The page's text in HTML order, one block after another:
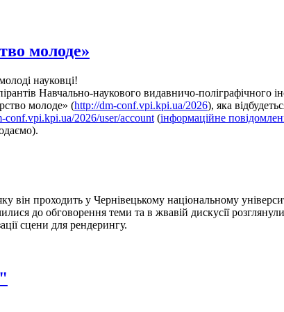
молоде»
науковці!
Навчально-наукового видавничо-поліграфічного
молоде» (http://dm-conf.vpi.kpi.ua/2026), яка
conf.vpi.kpi.ua/2026/user/account (інформаційне
проходить у Чернівецькому національному
до обговорення теми та в жвавій дискусії
сцени для рендерингу.